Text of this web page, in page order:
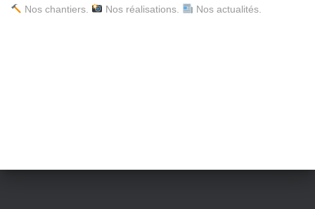
Nos chantiers. Nos réalisations. Nos actualités.